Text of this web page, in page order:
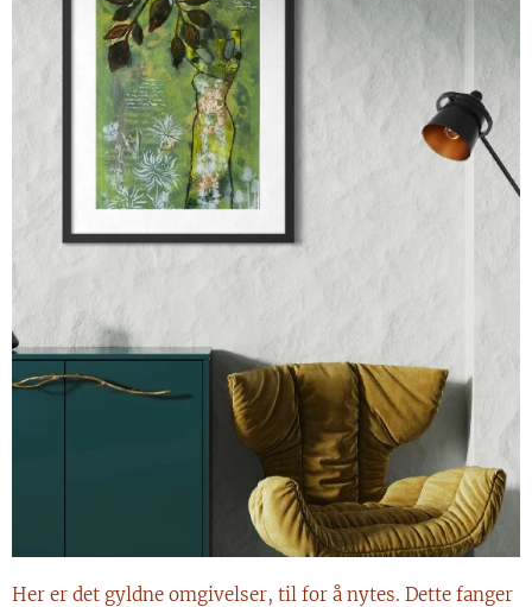
Her er det gyldne omgivelser, til for å nytes. Dette fanger